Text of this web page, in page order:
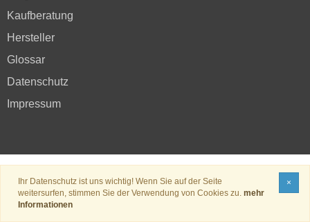
Ihr Datenschutz ist uns wichtig! Wenn Sie auf der Seite
weitersurfen, stimmen Sie der Verwendung von Cookies zu. mehr
Informationen
×
Kaufberatung
Hersteller
Glossar
Datenschutz
Impressum